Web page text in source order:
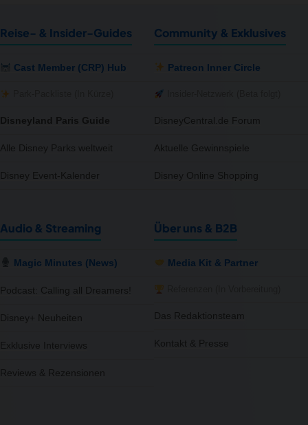
Reise- & Insider-Guides
Cast Member (CRP) Hub
Disneyland Paris Guide
Alle Disney Parks weltweit
Disney Event-Kalender
Community & Exklusives
Patreon Inner Circle
DisneyCentral.de Forum
Aktuelle Gewinnspiele
Disney Online Shopping
Audio & Streaming
Magic Minutes (News)
Podcast: Calling all Dreamers!
Disney+ Neuheiten
Exklusive Interviews
Reviews & Rezensionen
Über uns & B2B
Media Kit & Partner
Das Redaktionsteam
Kontakt & Presse